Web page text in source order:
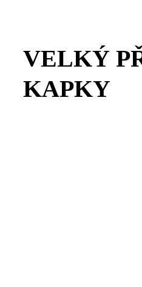
VELKÝ
KAPKY